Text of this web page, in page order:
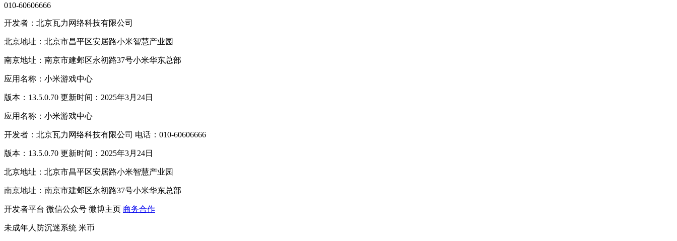
010-60606666
开发者：北京瓦力网络科技有限公司
北京地址：北京市昌平区安居路小米智慧产业园
南京地址：南京市建邺区永初路37号小米华东总部
应用名称：小米游戏中心
版本：13.5.0.70 更新时间：2025年3月24日
应用名称：小米游戏中心
开发者：北京瓦力网络科技有限公司 电话：010-60606666
版本：13.5.0.70 更新时间：2025年3月24日
北京地址：北京市昌平区安居路小米智慧产业园
南京地址：南京市建邺区永初路37号小米华东总部
开发者平台 微信公众号 微博主页 商务合作
未成年人防沉迷系统 米币